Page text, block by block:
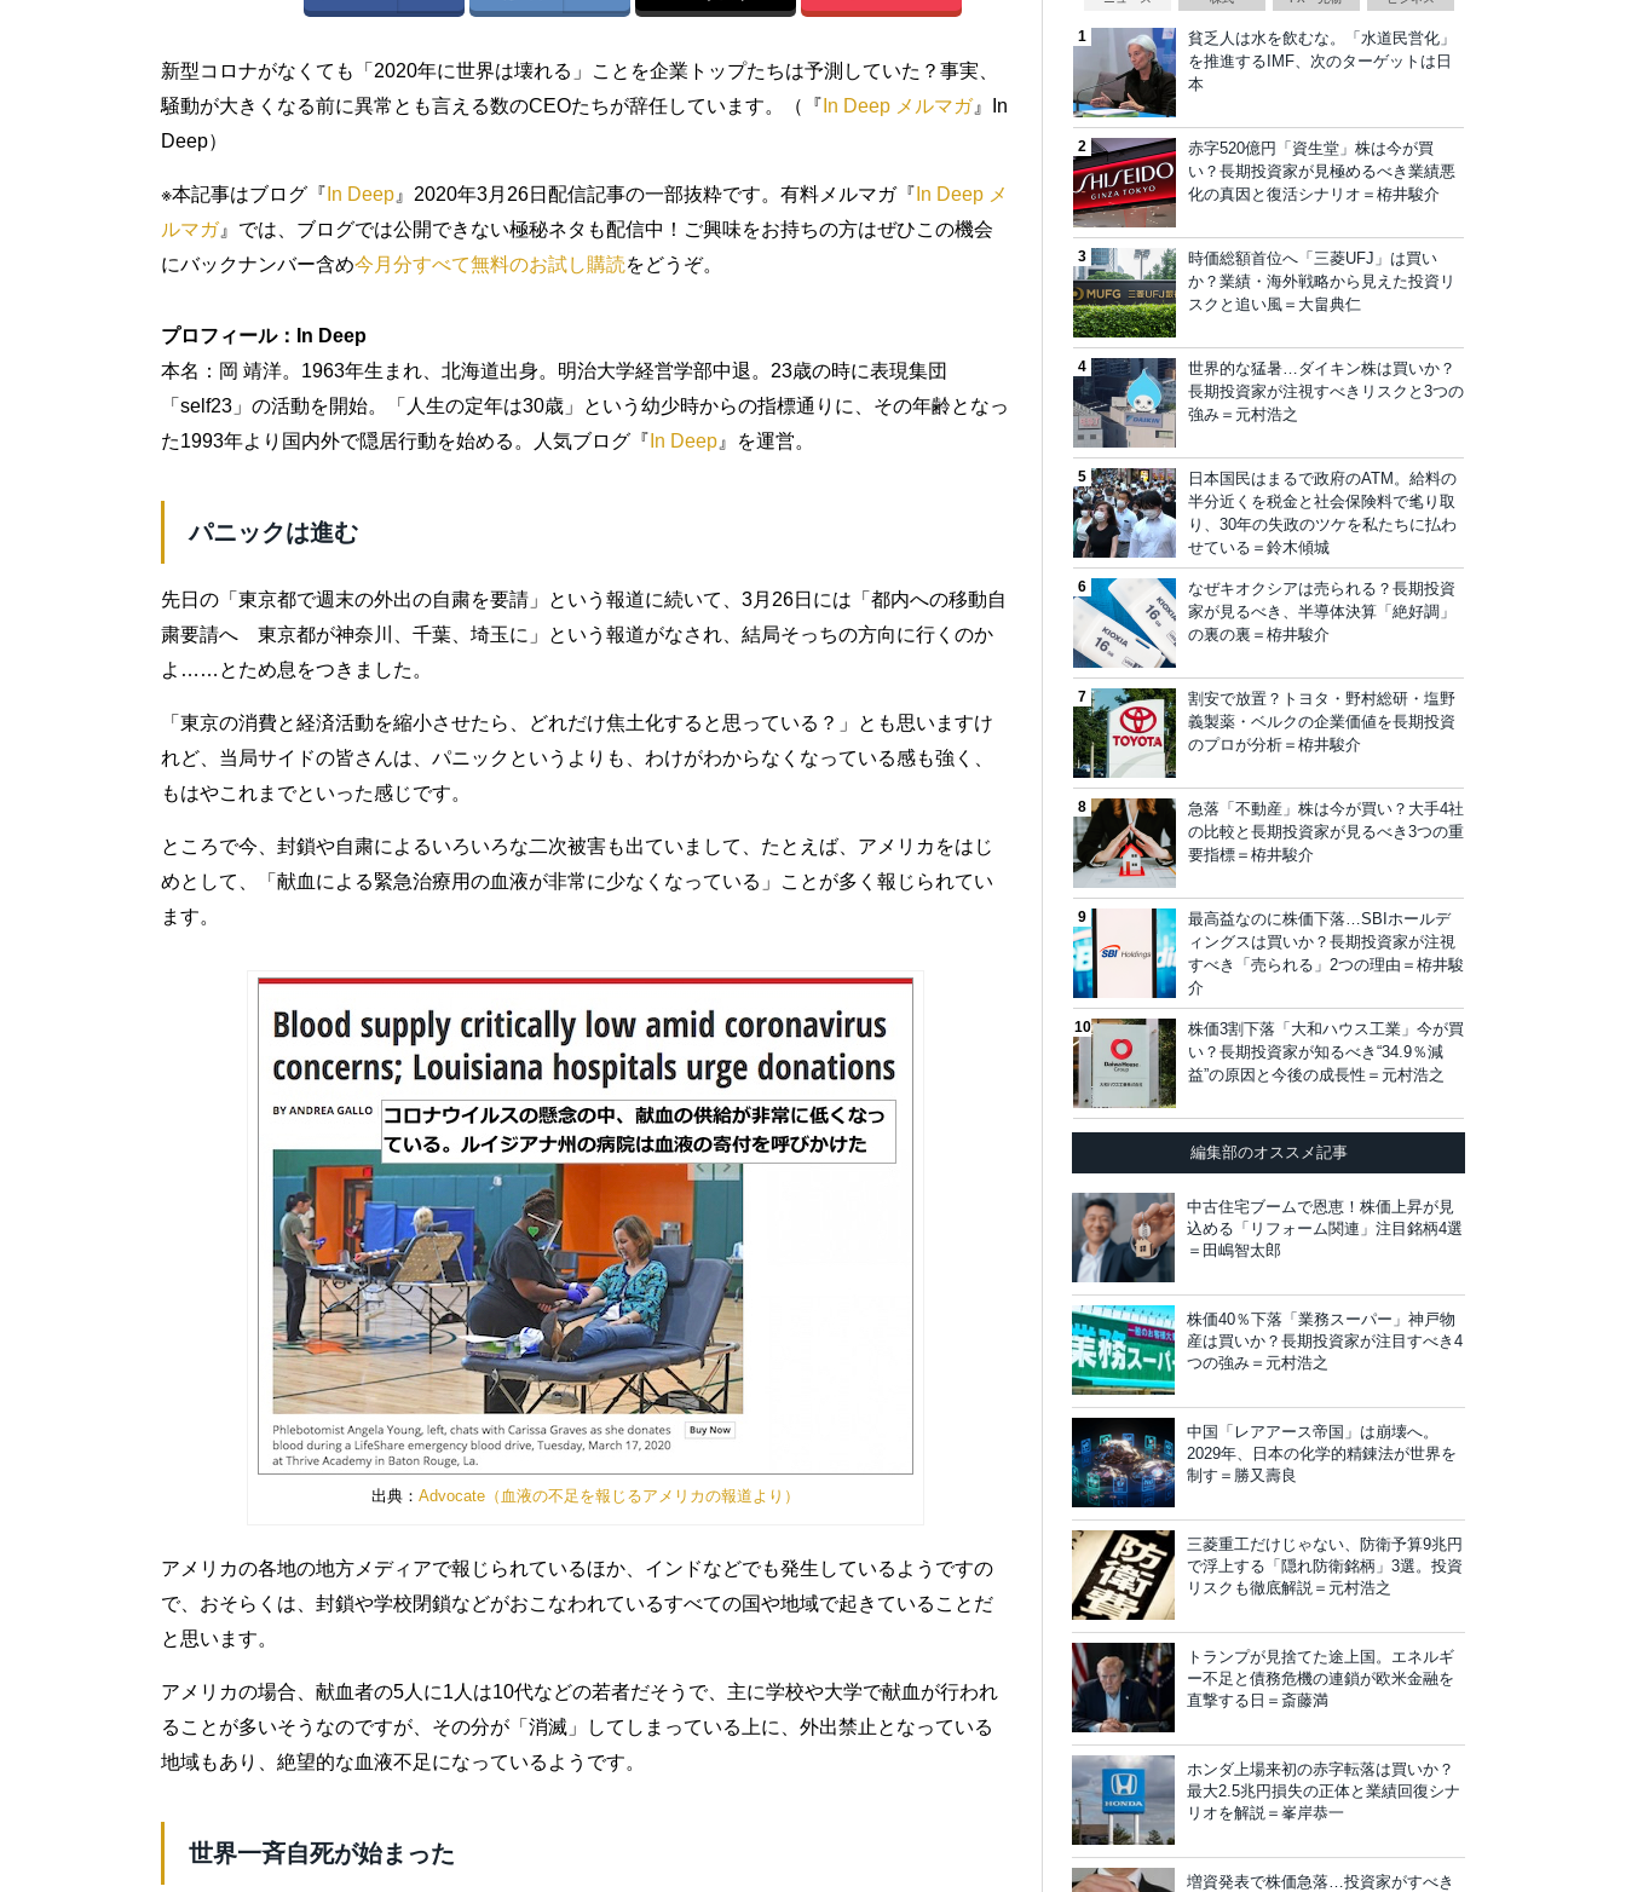
新型コロナがなくても「2020年に世界は壊れる」ことを企業トップたちは予測していた？事実、
騒動が大きくなる前に異常とも言える数のCEOたちが辞任しています。（『 In Deep メルマガ』In
Deep）
※本記事はブログ『 In Deep 』2020年3月26日配信記事の一部抜粋です。有料メルマガ『 In Deep メ
ルマガ』では、ブログでは公開できない極秘ネタも配信中！ご興味をお持ちの方はぜひこの機会
にバックナンバー含め今月分すべて無料のお試し購読をどうぞ。
プロフィール：In Deep
本名：岡 靖洋。1963年生まれ、北海道出身。明治大学経営学部中退。23歳の時に表現集団
「self23」の活動を開始。「人生の定年は30歳」という幼少時からの指標通りに、その年齢となっ
た1993年より国内外で隠居行動を始める。人気ブログ『 In Deep 』を運営。
パニックは進む
先日の「東京都で週末の外出の自粛を要請」という報道に続いて、3月26日には「都内への移動自
粛要請へ 東京都が神奈川、千葉、埼玉に」という報道がなされ、結局そっちの方向に行くのか
よ……とため息をつきました。
「東京の消費と経済活動を縮小させたら、どれだけ焦土化すると思っている？」とも思いますけ
れど、当局サイドの皆さんは、パニックというよりも、わけがわからなくなっている感も強く、
もはやこれまでといった感じです。
ところで今、封鎖や自粛によるいろいろな二次被害も出ていまして、たとえば、アメリカをはじ
めとして、「献血による緊急治療用の血液が非常に少なくなっている」ことが多く報じられてい
ます。
出典： Advocate（血液の不足を報じるアメリカの報道より）
アメリカの各地の地方メディアで報じられているほか、インドなどでも発生しているようですの
で、おそらくは、封鎖や学校閉鎖などがおこなわれているすべての国や地域で起きていることだ
と思います。
アメリカの場合、献血者の5人に1人は10代などの若者だそうで、主に学校や大学で献血が行われ
ることが多いそうなのですが、その分が「消滅」してしまっている上に、外出禁止となっている
地域もあり、絶望的な血液不足になっているようです。
世界一斉自死が始まった
貧乏人は水を飲むな。「水道民営化」
を推進するIMF、次のターゲットは日
本
赤字520億円「資生堂」株は今が買
い？長期投資家が見極めるべき業績悪
化の真因と復活シナリオ＝栫井駿介
時価総額首位へ「三菱UFJ」は買い
か？業績・海外戦略から見えた投資リ
スクと追い風＝大畠典仁
世界的な猛暑…ダイキン株は買いか？
長期投資家が注視すべきリスクと3つの
強み＝元村浩之
日本国民はまるで政府のATM。給料の
半分近くを税金と社会保険料で毟り取
り、30年の失政のツケを私たちに払わ
せている＝鈴木傾城
なぜキオクシアは売られる？長期投資
家が見るべき、半導体決算「絶好調」
の裏の裏＝栫井駿介
割安で放置？トヨタ・野村総研・塩野
義製薬・ベルクの企業価値を長期投資
のプロが分析＝栫井駿介
急落「不動産」株は今が買い？大手4社
の比較と長期投資家が見るべき3つの重
要指標＝栫井駿介
最高益なのに株価下落…SBIホールデ
ィングスは買いか？長期投資家が注視
すべき「売られる」2つの理由＝栫井駿
介
株価3割下落「大和ハウス工業」今が買
い？長期投資家が知るべき“34.9％減
益”の原因と今後の成長性＝元村浩之
編集部のオススメ記事
中古住宅ブームで恩恵！株価上昇が見
込める「リフォーム関連」注目銘柄4選
＝田嶋智太郎
株価40％下落「業務スーパー」神戸物
産は買いか？長期投資家が注目すべき4
つの強み＝元村浩之
中国「レアアース帝国」は崩壊へ。
2029年、日本の化学的精錬法が世界を
制す＝勝又壽良
三菱重工だけじゃない、防衛予算9兆円
で浮上する「隠れ防衛銘柄」3選。投資
リスクも徹底解説＝元村浩之
トランプが見捨てた途上国。エネルギ
ー不足と債務危機の連鎖が欧米金融を
直撃する日＝斎藤満
ホンダ上場来初の赤字転落は買いか？
最大2.5兆円損失の正体と業績回復シナ
リオを解説＝峯岸恭一
増資発表で株価急落…投資家がすべき